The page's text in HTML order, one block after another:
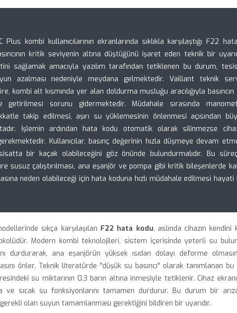
Plus kombi kullanıcılarının ekranlarında sıklıkla karşılaştığı F22
kritik seviyenin altına düştüğünü işaret eden teknik bir
sağlamak amacıyla yazılım tarafından tetiklenen bu durum,
azalması nedeniyle meydana gelmektedir. Vaillant teknik
kombi alt kısmında yer alan doldurma musluğu aracılığıyla basıncın
getirilmesi sorunu gidermektedir. Müdahale sırasında
takip edilmesi, aşırı su yüklemesinin önlenmesi açısından
İşlemin ardından hata kodu otomatik olarak silinmezse
Kullanıcılar, basınç değerinin hızla düşmeye devam
bir kaçak olabileceğini göz önünde bulundurmalıdır. Bu
susuz çalıştırılması, ana eşanjör ve pompa gibi kritik bileşenlerde
neden olabileceği için hata koduna hızlı müdahale edilmesi hayati
sıkça karşılaşılan F22 hata kodu, aslında cihazın kendini
Modern kombi teknolojileri, sistem içerisinde yeterli su
durdurarak, ana eşanjörün yüksek ısıdan dolayı deforme
önler. Teknik literatürde "düşük su basıncı" olarak tanımlanan bu
su miktarının 0.3 barın altına inmesiyle tetiklenir. Cihaz
ve sıcak su fonksiyonlarını tamamen durdurur. Bu durum bir
gerekli olan suyun tamamlanması gerektiğini bildiren bir uyarıdır.